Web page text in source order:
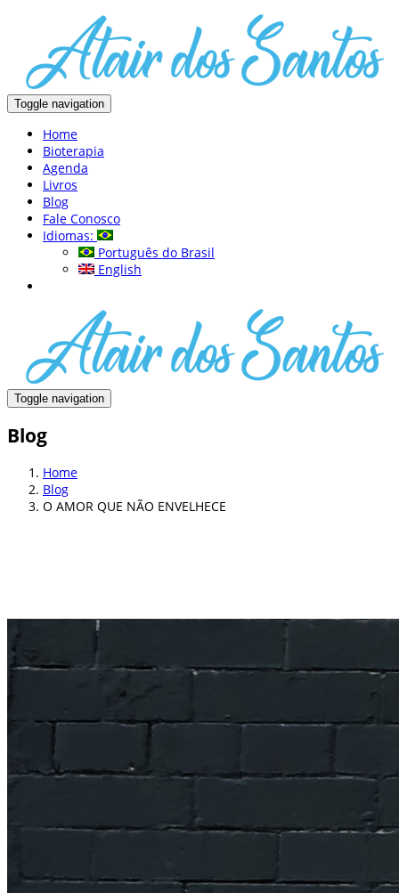
Toggle navigation
Home
Bioterapia
Agenda
Livros
Blog
Fale Conosco
Idiomas:
Português do Brasil
English
Toggle navigation
Blog
Home
Blog
O AMOR QUE NÃO ENVELHECE